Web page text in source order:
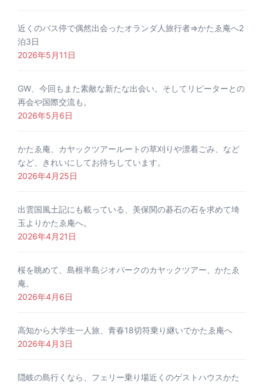
近くのバス停で偶然出会ったオランダ人旅行者⇒かたゑ庵へ2
泊3日
2026年5月11日
GW、今回もまた素敵な新たな出会い。そしてリピーターとの
再会や国際交流も。
2026年5月6日
かたゑ庵、カヤックツアールートの草刈りや漂着ごみ、など
など、きれいにしてお待ちしています。
2026年4月25日
出雲国風土記にも載っている、美保関の碁石の石を求めて埼
玉よりかたゑ庵へ。
2026年4月21日
桜を眺めて、島根半島ジオパークのカヤックツアー、かたゑ
庵。
2026年4月6日
高知から大学生一人旅、青春18切符乗り継いでかたゑ庵へ
2026年4月3日
隠岐の島行くなら、フェリー乗り場近くのゲストハウスかた